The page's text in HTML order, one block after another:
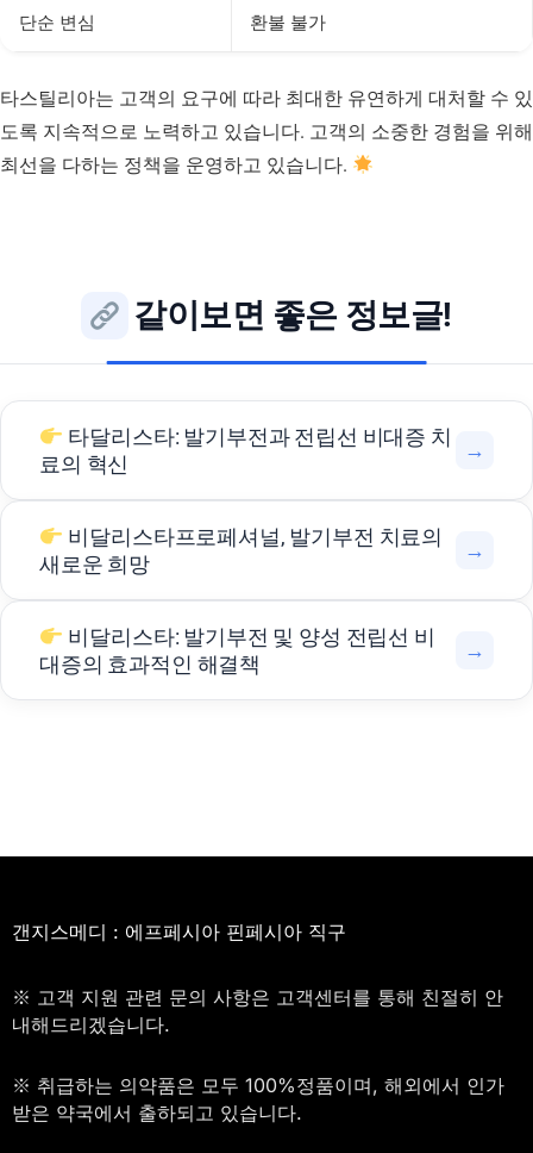
단순 변심 환불 불가
타스틸리아는 고객의 요구에 따라 최대한 유연하게 대처할 수 있
도록 지속적으로 노력하고 있습니다. 고객의 소중한 경험을 위해
최선을 다하는 정책을 운영하고 있습니다.
같이보면 좋은 정보글!
타달리스타: 발기부전과 전립선 비대증 치
료의 혁신
→
비달리스타프로페셔널, 발기부전 치료의
새로운 희망
→
비달리스타: 발기부전 및 양성 전립선 비
대증의 효과적인 해결책
→
갠지스메디 : 에프페시아 핀페시아 직구
※ 고객 지원 관련 문의 사항은 고객센터를 통해 친절히 안
내해드리겠습니다.
※ 취급하는 의약품은 모두 100%정품이며, 해외에서 인가
받은 약국에서 출하되고 있습니다.